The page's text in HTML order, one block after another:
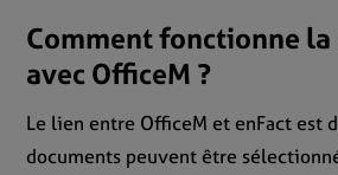
Comment fonctionne
avec OfficeM ?
Le lien entre OfficeM et enFact est
documents peuvent être